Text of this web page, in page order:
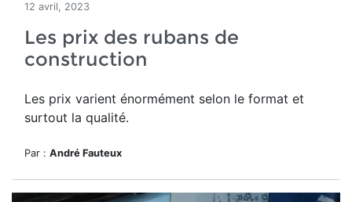
12 avril, 2023
Les prix des rubans de
construction
Les prix varient énormément selon le format et
surtout la qualité.
Par : André Fauteux